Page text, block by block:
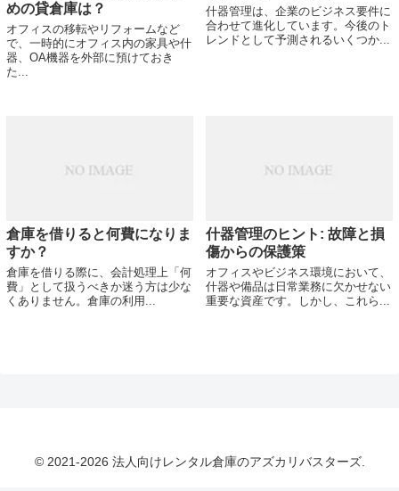
めの貸倉庫は？
オフィスの移転やリフォームなど
で、一時的にオフィス内の家具や什
器、OA機器を外部に預けておき
た...
什器管理は、企業のビジネス要件に
合わせて進化しています。今後のト
レンドとして予測されるいくつか...
倉庫を借りると何費になりま
すか？
倉庫を借りる際に、会計処理上「何
費」として扱うべきか迷う方は少な
くありません。倉庫の利用...
什器管理のヒント: 故障と損
傷からの保護策
オフィスやビジネス環境において、
什器や備品は日常業務に欠かせない
重要な資産です。しかし、これら...
© 2021-2026 法人向けレンタル倉庫のアズカリバスターズ.